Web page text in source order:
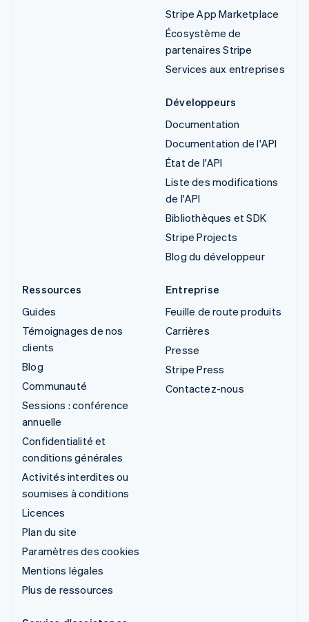
Stripe App Marketplace
Écosystème de
partenaires Stripe
Services aux entreprises
Développeurs
Documentation
Documentation de l'API
État de l'API
Liste des modifications
de l'API
Bibliothèques et SDK
Stripe Projects
Blog du développeur
Ressources
Guides
Témoignages de nos
clients
Blog
Communauté
Sessions : conférence
annuelle
Confidentialité et
conditions générales
Activités interdites ou
soumises à conditions
Licences
Plan du site
Paramètres des cookies
Mentions légales
Plus de ressources
Entreprise
Feuille de route produits
Carrières
Presse
Stripe Press
Contactez-nous